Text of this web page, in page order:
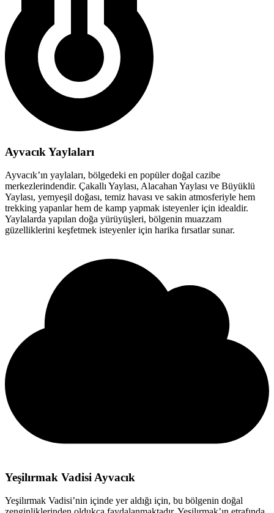
Ayvacık Yaylaları
Ayvacık’ın yaylaları, bölgedeki en popüler doğal cazibe
merkezlerindendir. Çakallı Yaylası, Alacahan Yaylası ve Büyüklü
Yaylası, yemyeşil doğası, temiz havası ve sakin atmosferiyle hem
trekking yapanlar hem de kamp yapmak isteyenler için idealdir.
Yaylalarda yapılan doğa yürüyüşleri, bölgenin muazzam
güzelliklerini keşfetmek isteyenler için harika fırsatlar sunar.
Yeşilırmak Vadisi Ayvacık
Yeşilırmak Vadisi’nin içinde yer aldığı için, bu bölgenin doğal